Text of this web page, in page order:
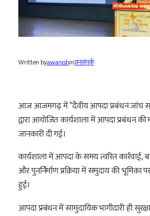
Written byawanishinजनसंपर्क
आज आजमगढ़ में “दैवीय आपदा प्रबंधन जांच
द्वारा आयोजित कार्यशाला में आपदा प्रबंधन की
जानकारी दी गई।
कार्यशाला में आपदा के समय त्वरित कार्रवाई,
और पुनर्निर्माण प्रक्रिया में समुदाय की भूमिका
हुई।
आपदा प्रबंधन में सामुदायिक भागीदारी ही